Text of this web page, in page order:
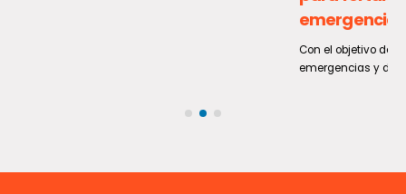
Con el objetivo de fortalecer la capacidad de respuesta ante
emergencias y desastres, el Gobernador Regional del Maule, Pedro...